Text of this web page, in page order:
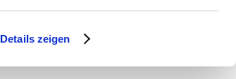
Details zeigen